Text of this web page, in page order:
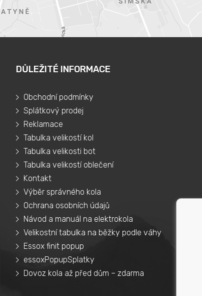
DŮLEŽITÉ INFORMACE
Obchodní podmínky
Splátkový prodej
Reklamace
Tabulka velikostí kol
Tabulka velikosti bot
Tabulka velikostí oblečení
Kontakt
Výběr správného kola
Ochrana osobních údajů
Návod a manuál na elektrokola
Velikostní tabulka na běžky podle váhy
Essox finit popup
essoxPopupSplatky
Dovoz kola až před dům – zdarma